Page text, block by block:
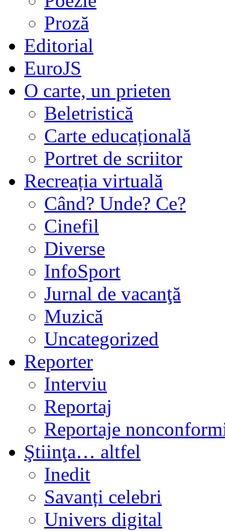
Proză
Editorial
EuroJS
O carte, un prieten
Beletristică
Carte educațională
Portret de scriitor
Recreația virtuală
Când? Unde? Ce?
Cinefil
Diverse
InfoSport
Jurnal de vacanţă
Muzică
Uncategorized
Reporter
Interviu
Reportaj
Reportaje
Ştiinţa… altfel
Inedit
Savanți celebri
Univers digital